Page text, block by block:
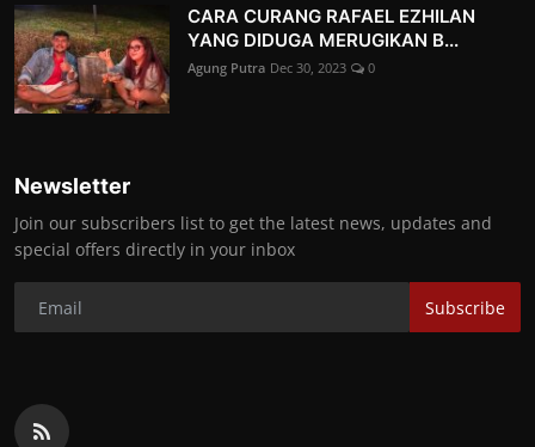
CARA CURANG RAFAEL EZHILAN
YANG DIDUGA MERUGIKAN B...
Agung Putra Dec 30, 2023 0
Newsletter
Join our subscribers list to get the latest news, updates and
special offers directly in your inbox
Subscribe